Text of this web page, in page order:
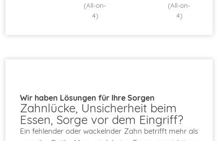
(All-on-
4)
(All-on-
4)
Wir haben Lösungen für Ihre Sorgen
Zahnlücke, Unsicherheit beim
Essen, Sorge vor dem Eingriff?
Ein fehlender oder wackelnder Zahn betrifft mehr als